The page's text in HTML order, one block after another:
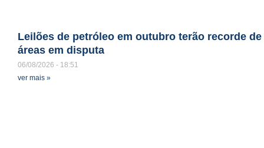
Leilões de petróleo em outubro terão recorde de
áreas em disputa
06/08/2026
18:51
ver mais »